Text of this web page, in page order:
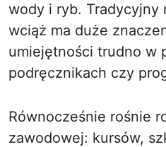
wody i ryb. Tradycyjny
wciąż ma duże
umiejętności trudno w
podręcznikach czy
Równocześnie rośnie
zawodowej: kursów,